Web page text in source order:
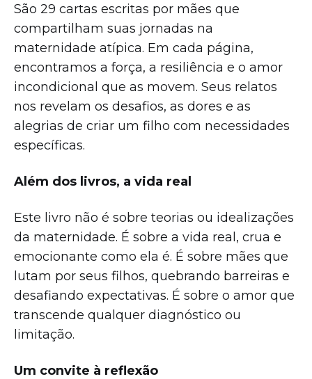
São 29 cartas escritas por mães que
compartilham suas jornadas na
maternidade atípica. Em cada página,
encontramos a força, a resiliência e o amor
incondicional que as movem. Seus relatos
nos revelam os desafios, as dores e as
alegrias de criar um filho com necessidades
específicas.
Além dos livros, a vida real
Este livro não é sobre teorias ou idealizações
da maternidade. É sobre a vida real, crua e
emocionante como ela é. É sobre mães que
lutam por seus filhos, quebrando barreiras e
desafiando expectativas. É sobre o amor que
transcende qualquer diagnóstico ou
limitação.
Um convite à reflexão